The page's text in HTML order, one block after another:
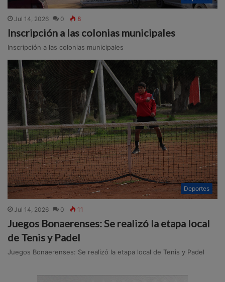
Jul 14, 2026 0 8
Inscripción a las colonias municipales
Inscripción a las colonias municipales
Deportes
Jul 14, 2026 0 11
Juegos Bonaerenses: Se realizó la etapa local
de Tenis y Padel
Juegos Bonaerenses: Se realizó la etapa local de Tenis y Padel